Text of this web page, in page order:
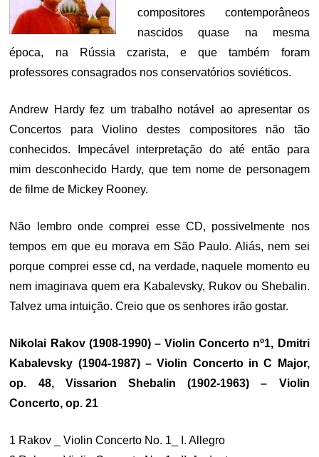
compositores contemporâneos
nascidos quase na mesma
época, na Rússia czarista, e que também foram
professores consagrados nos conservatórios soviéticos.
Andrew Hardy fez um trabalho notável ao apresentar os
Concertos para Violino destes compositores não tão
conhecidos. Impecável interpretação do até então para
mim desconhecido Hardy, que tem nome de personagem
de filme de Mickey Rooney.
Não lembro onde comprei esse CD, possivelmente nos
tempos em que eu morava em São Paulo. Aliás, nem sei
porque comprei esse cd, na verdade, naquele momento eu
nem imaginava quem era Kabalevsky, Rukov ou Shebalin.
Talvez uma intuição. Creio que os senhores irão gostar.
Nikolai Rakov (1908-1990) – Violin Concerto nº1, Dmitri
Kabalevsky (1904-1987) – Violin Concerto in C Major,
op. 48, Vissarion Shebalin (1902-1963) – Violin
Concerto, op. 21
1 Rakov _ Violin Concerto No. 1_ I. Allegro